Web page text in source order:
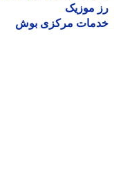
موزیک
مرکزی بوش